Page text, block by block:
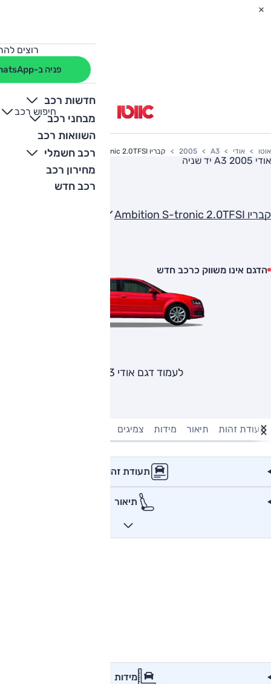
רוצים
פניה ב-WhatsApp
חדשות רכב
מבחני רכב
השוואות רכב
רכב חשמלי
מחירון רכב
רכב חדש
חיפוש רכב
+
-
אוטו אודי A3
2005 קבריו Ambition S-tronic 2.0TFSI
אודי A3 2005 יד שניה
קבריו Ambition S-tronic 2.0TFSI
הדגם אינו משווק כרכב חדש
לעמוד דגם אודי A3
תעודת זהות תיאור מידות צמיגים
תעודת זהות
תיאור
מידות